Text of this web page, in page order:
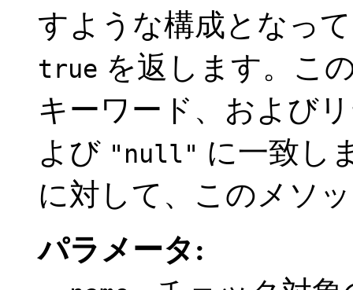
すような構成となっ
true を返します。こ
キーワード、および
よび "null" に一致し
に対して、このメソ
パラメータ: